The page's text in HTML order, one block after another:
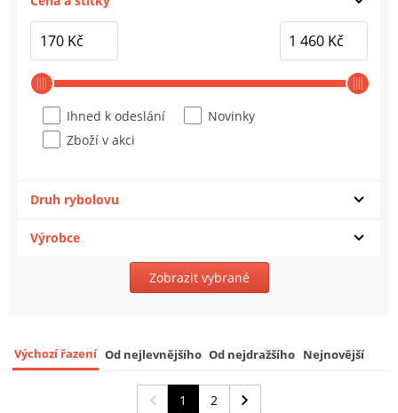
Ihned k odeslání
Novinky
Zboží v akci
Druh rybolovu
Výrobce
Zobrazit vybrané
Výchozí řazení Od nejlevnějšího Od nejdražšího Nejnovější
1 2